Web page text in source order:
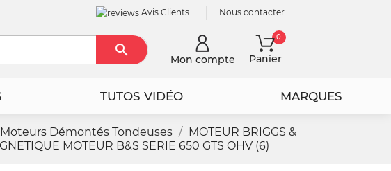
Avis Clients Nous contacter
RechercherMon compte Panier
0
TUTOS VIDÉO MARQUES
Moteurs Démontés Tondeuses
MOTEUR BRIGGS &
MOTEUR B&S SERIE 650 GTS OHV (6)